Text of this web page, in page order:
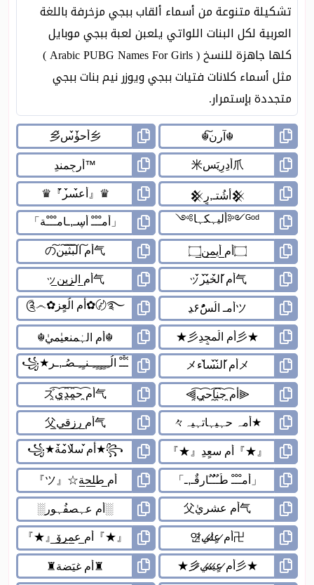
تشكيلة متنوعة من أسماء ألقاب ببجي مزخرفة باللغة
العربية لكل البنات اللواتي يلعبن لعبة ببجي موبايل
كلها جاهزة للنسخ ( Arabic PUBG Names For Girls )
مثل أسماء كلانات فتيات ببجي ويوزر نيم بنات ببجي
متجددة بإستمرار.